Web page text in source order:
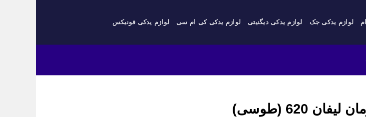
لوازم یدکی جک لوازم یدکی دیگنیتی لوازم یدکی کی ام سی لوازم یدکی فونیکس
620 (طوسی)